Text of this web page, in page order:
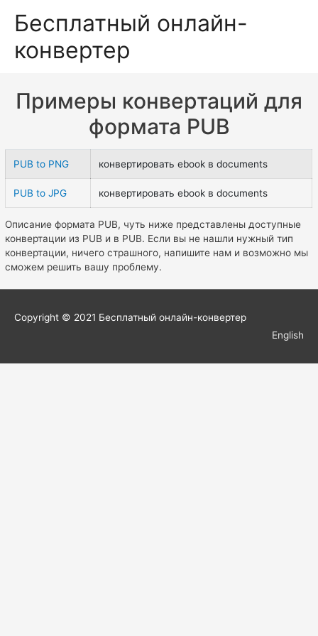
Бесплатный онлайн-
конвертер
Примеры конвертаций для
формата PUB
PUB to PNG конвертировать ebook в documents
PUB to JPG конвертировать ebook в documents
Описание формата PUB, чуть ниже представлены доступные
конвертации из PUB и в PUB. Если вы не нашли нужный тип
конвертации, ничего страшного, напишите нам и возможно мы
сможем решить вашу проблему.
Copyright © 2021 Бесплатный онлайн-конвертер
English